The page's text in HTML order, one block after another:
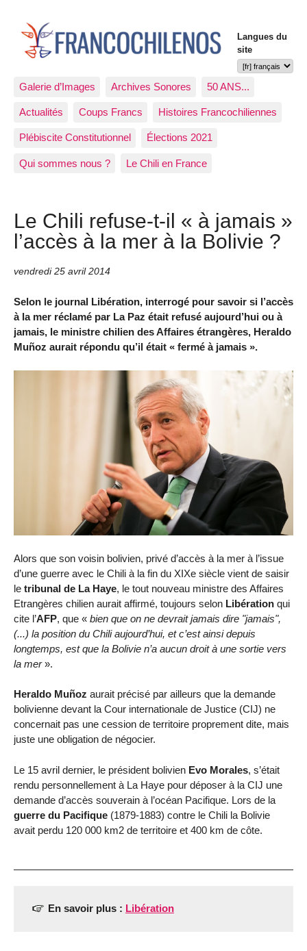
Langues du
site
Galerie d’Images Archives Sonores 50 ANS...
Actualités Coups Francs Histoires Francochiliennes
Plébiscite Constitutionnel Élections 2021
Qui sommes nous ? Le Chili en France
Le Chili refuse-t-il « à jamais »
l’accès à la mer à la Bolivie ?
vendredi 25 avril 2014
Selon le journal Libération, interrogé pour savoir si l’accès
à la mer réclamé par La Paz était refusé aujourd’hui ou à
jamais, le ministre chilien des Affaires étrangères, Heraldo
Muñoz aurait répondu qu’il était « fermé à jamais ».
Alors que son voisin bolivien, privé d’accès à la mer à l’issue
d’une guerre avec le Chili à la fin du XIXe siècle vient de saisir
le tribunal de La Haye, le tout nouveau ministre des Affaires
Etrangères chilien aurait affirmé, toujours selon Libération qui
cite l’AFP, que « bien que on ne devrait jamais dire "jamais",
(...) la position du Chili aujourd’hui, et c’est ainsi depuis
longtemps, est que la Bolivie n’a aucun droit à une sortie vers
la mer».
Heraldo Muñoz aurait précisé par ailleurs que la demande
bolivienne devant la Cour internationale de Justice (CIJ) ne
concernait pas une cession de territoire proprement dite, mais
juste une obligation de négocier.
Le 15 avril dernier, le président bolivien Evo Morales, s’était
rendu personnellement à La Haye pour déposer à la CIJ une
demande d’accès souverain à l’océan Pacifique. Lors de la
guerre du Pacifique (1879-1883) contre le Chili la Bolivie
avait perdu 120 000 km2 de territoire et 400 km de côte.
En savoir plus : Libération